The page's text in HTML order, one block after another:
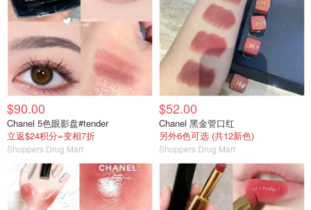
$90.00
Chanel 5色眼影盘#tender
立返$24积分=变相7折
Shoppers Drug Mart
$52.00
Chanel 黑金管口红
另外6色可选 (共12新色)
Shoppers Drug Mart